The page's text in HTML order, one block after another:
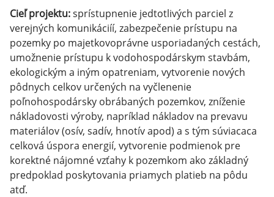
Cieľ projektu:sprístupnenie jedtotlivých parciel z
verejných komunikáciíí, zabezpečenie prístupu na
pozemky po majetkovoprávne usporiadaných cestách,
umožnenie prístupu k vodohospodárskym stavbám,
ekologickým a iným opatreniam, vytvorenie nových
pôdnych celkov určených na vyčlenenie
poľnohospodársky obrábaných pozemkov, zníženie
nákladovosti výroby, napríklad nákladov na prevavu
materiálov (osív, sadív, hnotív apod) a s tým súviacaca
celková úspora energií, vytvorenie podmienok pre
korektné nájomné vzťahy k pozemkom ako základný
predpoklad poskytovania priamych platieb na pôdu
atď.